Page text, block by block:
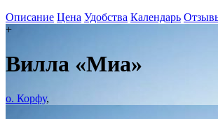
Описание Цена Удобства Календарь
+
Вилла «Миа»
о. Корфу,